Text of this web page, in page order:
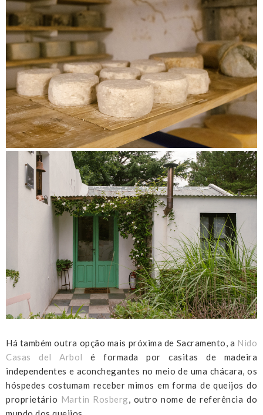
Há também outra opção mais próxima de Sacramento, a Nido
Casas del Arbol é formada por casitas de madeira
independentes e aconchegantes no meio de uma chácara, os
hóspedes costumam receber mimos em forma de queijos do
proprietário Martin Rosberg, outro nome de referência do